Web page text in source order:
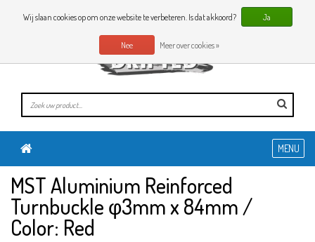
0 Artikelen
NL
MENU
MST Aluminium Reinforced
Turnbuckle φ3mm x 84mm /
Color: Red
Wij slaan cookies op om onze website te verbeteren. Is dat akkoord? Ja
Nee Meer over cookies »